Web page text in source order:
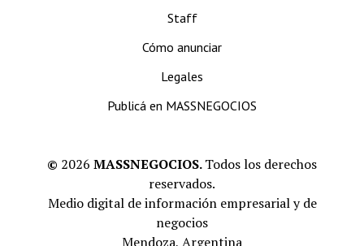
Staff
Cómo anunciar
Legales
Publicá en MASSNEGOCIOS
© 2026 MASSNEGOCIOS.Todos los derechos
reservados.
Medio digital de información empresarial y de
negocios
Mendoza, Argentina